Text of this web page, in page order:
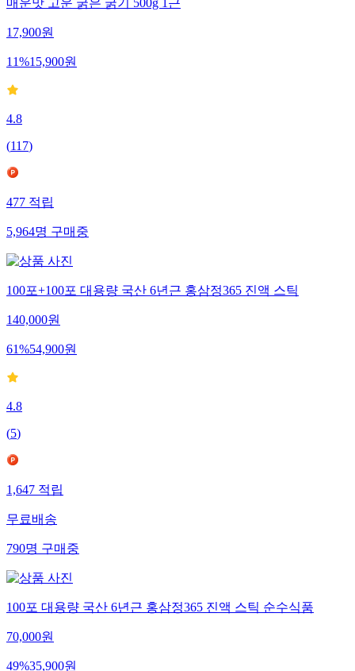
매운맛 고운 굵은 굵기 500g 1근
17,900원
11%15,900원
4.8
(117)
477적립
5,964명구매중
100포+100포 대용량 국산 6년근 홍삼정365 진액 스틱
140,000원
61%54,900원
4.8
(5)
1,647적립
무료배송
790명구매중
100포 대용량 국산 6년근 홍삼정365 진액 스틱 순수식품
70,000원